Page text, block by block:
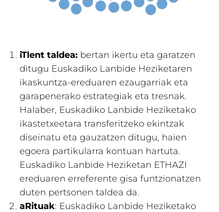
iTlent taldea: bertan ikertu eta garatzen
ditugu Euskadiko Lanbide Heziketaren
ikaskuntza-ereduaren ezaugarriak eta
garapenerako estrategiak eta tresnak.
Halaber, Euskadiko Lanbide Heziketako
ikastetxeetara transferitzeko ekintzak
diseinatu eta gauzatzen ditugu, haien
egoera partikularra kontuan hartuta.
Euskadiko Lanbide Heziketan ETHAZI
ereduaren erreferente gisa funtzionatzen
duten pertsonen taldea da.
aRituak: Euskadiko Lanbide Heziketako